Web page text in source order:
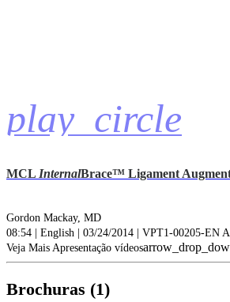
play_circle
MCL InternalBrace™ Ligament
Gordon Mackay, MD
08:54 | English | 03/24/2014 | VPT1-00205-EN A
Veja Mais Apresentação vídeos
Brochuras (1)